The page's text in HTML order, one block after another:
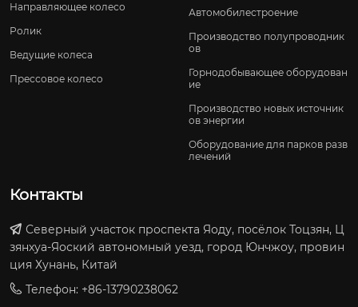
Направляющее колесо
Ролик
Ведущие колеса
Прессовое колесо
Автомобилестроение
Производство полупроводник
ов
Горнодобывающее оборудован
ие
Производство новых источник
ов энергии
Оборудование для парков разв
лечений
Контакты
Северный участок проспекта Яоду, посёлок Тоцзян, Ц
зянхуа-Яоский автономный уезд, город Юнчжоу, провин
ция Хунань, Китай
Телефон: +86-13790238062